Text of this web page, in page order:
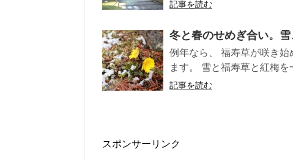
記事を読む
冬と春のせめぎ合い。
例年なら、 福寿草が咲き始
ます。 雪と福寿草と紅梅を
記事を読む
スポンサーリンク